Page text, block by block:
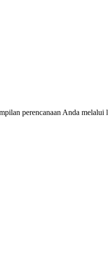
perencanaan Anda